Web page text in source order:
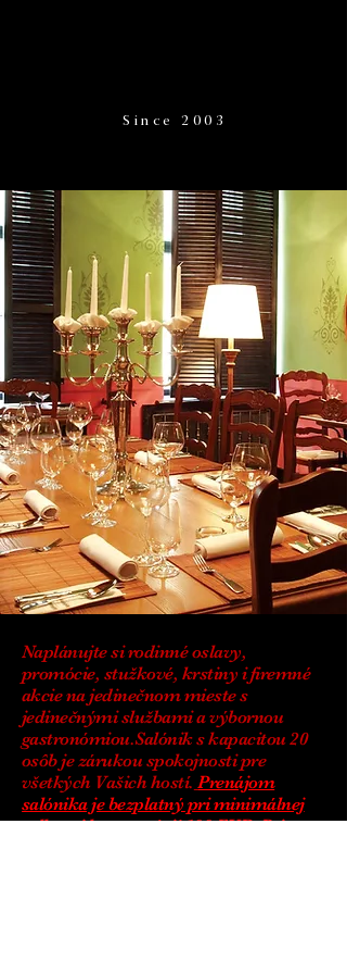
Since 2003
Naplánujte si rodinné oslavy,
promócie, stužkové, krstiny i firemné
akcie na jedinečnom mieste s
jedinečnými službami a výbornou
gastronómiou.Salónik s kapacitou 20
osôb je zárukou spokojnosti pre
všetkých Vašich hostí. Prenájom
salónika je bezplatný pri minimálnej
celkovej konzumácií 100 EUR. Pri